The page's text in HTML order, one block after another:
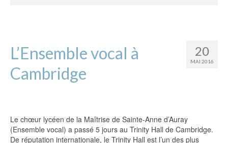
20
MAI 2016
L’Ensemble vocal à
Cambridge
Le chœur lycéen de la Maîtrise de Sainte-Anne d’Auray
(Ensemble vocal) a passé 5 jours au Trinity Hall de Cambridge.
De réputation internationale, le Trinity Hall est l’un des plus